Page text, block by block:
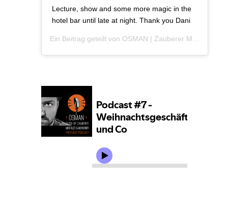
Lecture, show and some more magic in the
hotel bar until late at night. Thank you Dani